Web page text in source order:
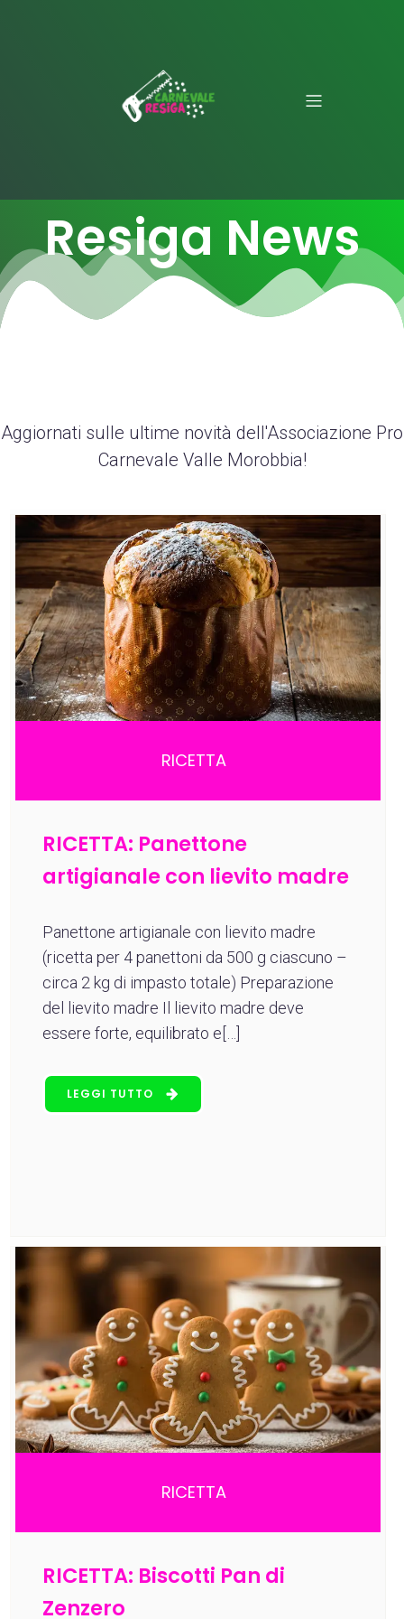
Resiga News
Aggiornati sulle ultime novità dell'Associazione Pro
Carnevale Valle Morobbia!
RICETTA
RICETTA: Panettone
artigianale con lievito madre
Panettone artigianale con lievito madre
(ricetta per 4 panettoni da 500 g ciascuno –
circa 2 kg di impasto totale) Preparazione
del lievito madre Il lievito madre deve
essere forte, equilibrato e[…]
LEGGI TUTTO
RICETTA
RICETTA: Biscotti Pan di
Zenzero